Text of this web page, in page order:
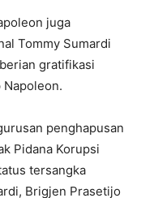
juga
Tommy Sumardi
gratifikasi
Napoleon.
penghapusan
Pidana Korupsi
tersangka
Brigjen Prasetijo